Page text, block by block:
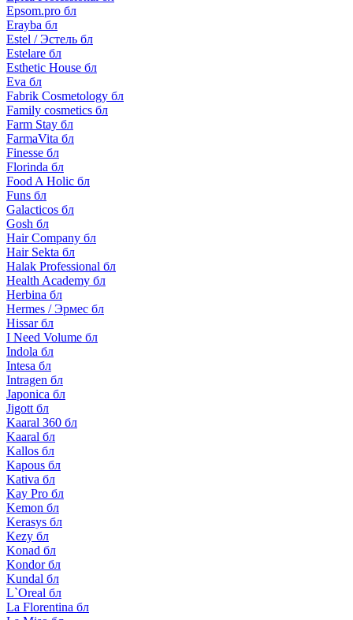
Epsom.pro бл
Erayba бл
Estel / Эстель бл
Estelare бл
Esthetic House бл
Eva бл
Fabrik Cosmetology бл
Family cosmetics бл
Farm Stay бл
FarmaVita бл
Finesse бл
Florinda бл
Food A Holic бл
Funs бл
Galacticos бл
Gosh бл
Hair Company бл
Hair Sekta бл
Halak Professional бл
Health Academy бл
Herbina бл
Hermes / Эрмес бл
Hissar бл
I Need Volume бл
Indola бл
Intesa бл
Intragen бл
Japonica бл
Jigott бл
Kaaral 360 бл
Kaaral бл
Kallos бл
Kapous бл
Kativa бл
Kay Pro бл
Kemon бл
Kerasys бл
Kezy бл
Konad бл
Kondor бл
Kundal бл
L`Oreal бл
La Florentina бл